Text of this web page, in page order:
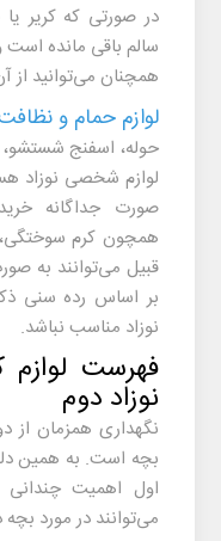
در صورتی که کریر
سالم باقی مانده است
همچنان می‌توانید از
لوازم حمام و
حوله، اسفنج شستشو،
لوازم شخصی نوزاد
صورت جداگانه
همچون کرم
قبیل می‌توانند به
بر اساس رده سنی
نوزاد مناسب نباشد.
فهرست لوازم
نوزاد دوم
نگهداری همزمان از
بچه است. به همین
اول اهمیت
می‌توانند در مورد